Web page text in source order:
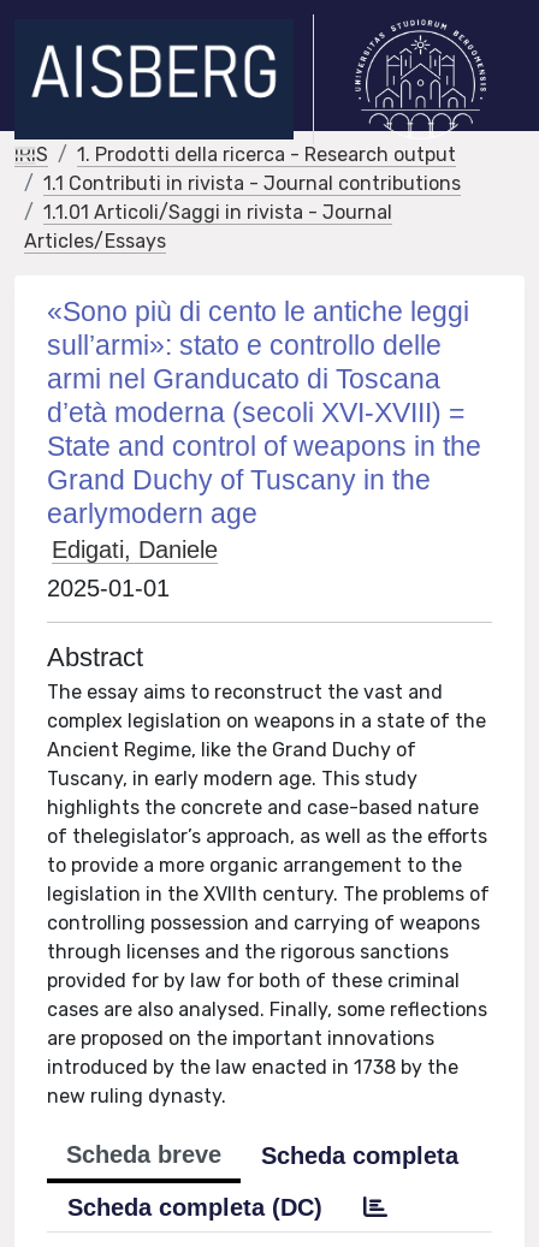
IRIS
1. Prodotti della ricerca - Research output
1.1 Contributi in rivista - Journal contributions
1.1.01 Articoli/Saggi in rivista - Journal
Articles/Essays
«Sono più di cento le antiche leggi
sull’armi»: stato e controllo delle
armi nel Granducato di Toscana
d’età moderna (secoli XVI-XVIII) =
State and control of weapons in the
Grand Duchy of Tuscany in the
earlymodern age
Edigati, Daniele
2025-01-01
Abstract
The essay aims to reconstruct the vast and
complex legislation on weapons in a state of the
Ancient Regime, like the Grand Duchy of
Tuscany, in early modern age. This study
highlights the concrete and case-based nature
of thelegislator’s approach, as well as the efforts
to provide a more organic arrangement to the
legislation in the XVIIth century. The problems of
controlling possession and carrying of weapons
through licenses and the rigorous sanctions
provided for by law for both of these criminal
cases are also analysed. Finally, some reflections
are proposed on the important innovations
introduced by the law enacted in 1738 by the
new ruling dynasty.
Scheda breve
Scheda completa
Scheda completa (DC)